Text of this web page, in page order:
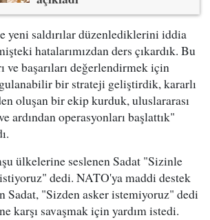
yeni saldırılar düzenlediklerini iddia
hatalarımızdan ders çıkardık. Bu
ve başarıları değerlendirmek için
bir strateji geliştirdik, kararlı
oluşan bir ekip kurduk, uluslararası
ardından operasyonları başlattık"
ülkelerine seslenen Sadat "Sizinle
dedi. NATO'ya maddi destek
Sadat, "Sizden asker istemiyoruz" dedi
karşı savaşmak için yardım istedi.